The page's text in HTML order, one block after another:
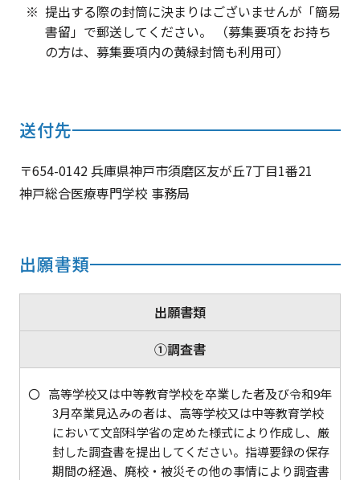
提出する際の封筒に決まりはございませんが「簡易
書留」で郵送してください。 （募集要項をお持ち
の方は、募集要項内の黄緑封筒も利用可）
送付先
〒654-0142兵庫県神戸市須磨区友が丘7丁目1番21
神戸総合医療専門学校 事務局
出願書類
出願書類
①調査書
高等学校又は中等教育学校を卒業した者及び令和9年
3月卒業見込みの者は、高等学校又は中等教育学校
において文部科学省の定めた様式により作成し、厳
封した調査書を提出してください。指導要録の保存
期間の経過、廃校・被災その他の事情により調査書